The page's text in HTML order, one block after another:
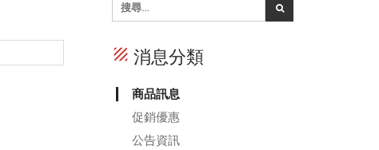
texture 消息分類
商品訊息
促銷優惠
公告資訊